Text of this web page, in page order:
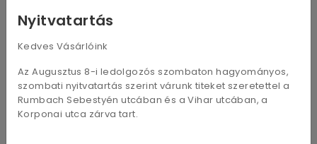
Nyitvatartás
Kedves Vásárlóink
Az Augusztus 8-i ledolgozós szombaton hagyományos,
szombati nyitvatartás szerint várunk titeket szeretettel a
Rumbach Sebestyén utcában és a Vihar utcában, a
Korponai utca zárva tart.
Liquid chrome 2mm
3 200Ft
Liquid chrome 4mm
3 900Ft